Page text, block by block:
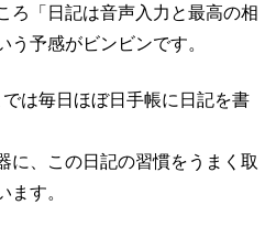
ろ「日記は音声入力と最高の相
予感がビンビンです。
は毎日ほぼ日手帳に日記を書
に、この日記の習慣をうまく取
ます。